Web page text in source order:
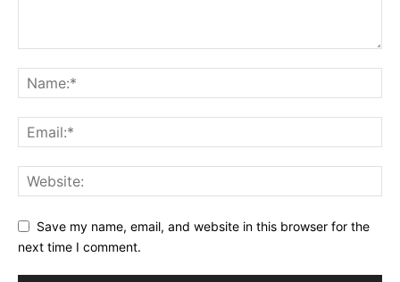
Save my name, email, and website in this browser for the
next time I comment.